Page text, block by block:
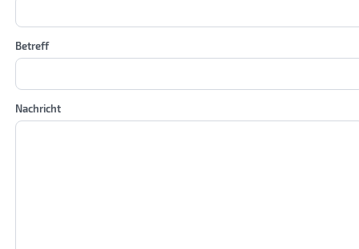
Betreff
Nachricht